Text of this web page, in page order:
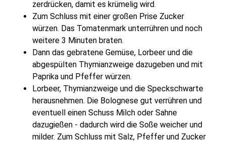
zerdrücken, damit es krümelig wird.
Zum Schluss mit einer großen Prise Zucker
würzen. Das Tomatenmark unterrühren und noch
weitere 3 Minuten braten.
Dann das gebratene Gemüse, Lorbeer und die
abgespülten Thymianzweige dazugeben und mit
Paprika und Pfeffer würzen.
Lorbeer, Thymianzweige und die Speckschwarte
herausnehmen. Die Bolognese gut verrühren und
eventuell einen Schuss Milch oder Sahne
dazugießen - dadurch wird die Soße weicher und
milder. Zum Schluss mit Salz, Pfeffer und Zucker